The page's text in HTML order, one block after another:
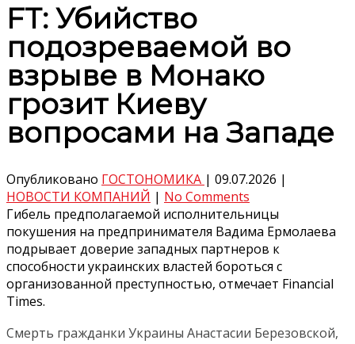
FT: Убийство
подозреваемой во
взрыве в Монако
грозит Киеву
вопросами на Западе
Опубликовано ГОСТОНОМИКА | 09.07.2026 |
НОВОСТИ КОМПАНИЙ | No Comments
Гибель предполагаемой исполнительницы
покушения на предпринимателя Вадима Ермолаева
подрывает доверие западных партнеров к
способности украинских властей бороться с
организованной преступностью, отмечает Financial
Times.
Смерть гражданки Украины Анастасии Березовской,